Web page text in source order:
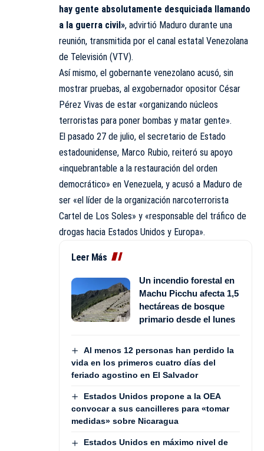
hay gente absolutamente desquiciada llamando
a la guerra civil», advirtió Maduro durante una
reunión, transmitida por el canal estatal Venezolana
de Televisión (VTV).
Así mismo, el gobernante venezolano acusó, sin
mostrar pruebas, al exgobernador opositor César
Pérez Vivas de estar «organizando núcleos
terroristas para poner bombas y matar gente».
El pasado 27 de julio, el secretario de Estado
estadounidense, Marco Rubio, reiteró su apoyo
«inquebrantable a la restauración del orden
democrático» en Venezuela, y acusó a Maduro de
ser «el líder de la organización narcoterrorista
Cartel de Los Soles» y «responsable del tráfico de
drogas hacia Estados Unidos y Europa».
Leer Más
Un incendio forestal en
Machu Picchu afecta 1,5
hectáreas de bosque
primario desde el lunes
Al menos 12 personas han perdido la
vida en los primeros cuatro días del
feriado agostino en El Salvador
Estados Unidos propone a la OEA
convocar a sus cancilleres para «tomar
medidas» sobre Nicaragua
Estados Unidos en máximo nivel de